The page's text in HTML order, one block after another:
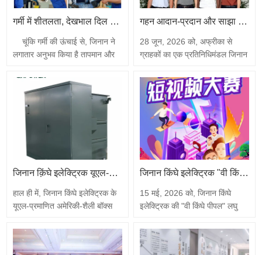
गर्मी में शीतलता, देखभाल दिल को गर्म करती है | जिनान किंगहे इलेक्ट्रिक ने सभी कर्मचारियों को लू से बचाव की चाय वितरित की
चूंकि गर्मी की ऊंचाई से, जिनान ने
लगातार अनुभव किया है तापमान और
बाहरगर्मीगर्मी रोकथाम और शीतलन काम
और सुरक्षा गर्मी शारीरिक और मानसिक
स्वास्थ्य ऊंचाई सभी कर्मचारी, जिनान
किंगहे इलेक्ट्रिक कंपनी.,
लिमिटेड.परवाह करता है गहराई से के
लिए सभी कर्मचारी, सावधानीपूर्वक…
गहन आदान-प्रदान और साझा जीत | ग्राहकों का एक प्रतिनिधिमंडल जिनान किंगहे इलेक्ट्रिक उत्पादन बेस का दौरा किया
28 जून, 2026 को, अफ्रीका से
ग्राहकों का एक प्रतिनिधिमंडल जिनान
उत्पादन आधार का निरीक्षण और
बातचीत करने आया। कंपनी के
व्यवसाय प्रबंधक ने पूरी प्रक्रिया में
साथ दिया, और दोनों पक्षों ने
ट्रांसफार्मर उत्पाद अनुकूलन, क्षमता
वितरण और परिदृश्य-आधारित समाधानों
पर गहन…
जिनान क़िंघे इलेक्ट्रिक यूएल-प्रमाणित अमेरिकी-शैली बॉक्स-प्रकार ट्रांसफार्मर: फ़ैक्टरी परीक्षण सफलतापूर्वक पूरा हुआ, वैश्विक वितरण लगातार प्रगति कर रहा है
हाल ही में, जिनान किंघे इलेक्ट्रिक के
यूएल-प्रमाणित अमेरिकी-शैली बॉक्स
और सभी फैक्ट्री परीक्षण सफलतापूर्वक
पूरा कर लिया है। सभी प्रदर्शन
जिनान किंघे इलेक्ट्रिक "वी किंघे लोग" लघु वीडियो प्रतियोगिता शुरू हुई| ट्रांसफार्मर कारखानों की लाइव तस्वीरें कंपनी की ताकत प्रदर्शित करती हैं
15 मई, 2026 को, जिनान किंघे
इलेक्ट्रिक की "वी किंघे पीपल" लघु
तौर पर शुरू हुई। "लेंस के माध्यम से
सुंदरता को कैद करना, कहानियों को